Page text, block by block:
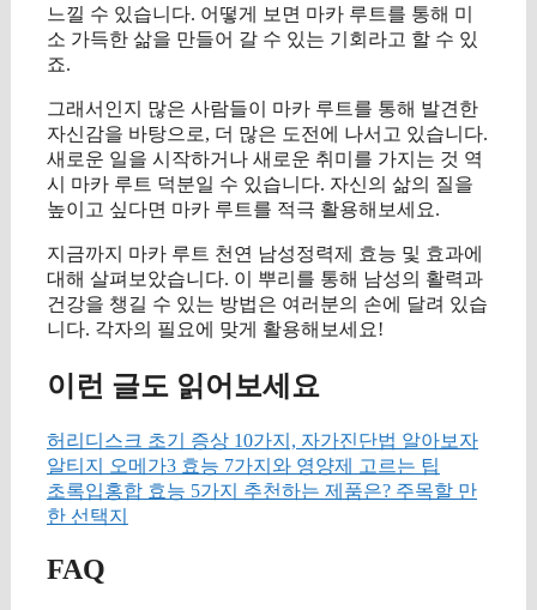
느낄 수 있습니다. 어떻게 보면 마카 루트를 통해 미
소 가득한 삶을 만들어 갈 수 있는 기회라고 할 수 있
죠.
그래서인지 많은 사람들이 마카 루트를 통해 발견한
자신감을 바탕으로, 더 많은 도전에 나서고 있습니다.
새로운 일을 시작하거나 새로운 취미를 가지는 것 역
시 마카 루트 덕분일 수 있습니다. 자신의 삶의 질을
높이고 싶다면 마카 루트를 적극 활용해보세요.
지금까지 마카 루트 천연 남성정력제 효능 및 효과에
대해 살펴보았습니다. 이 뿌리를 통해 남성의 활력과
건강을 챙길 수 있는 방법은 여러분의 손에 달려 있습
니다. 각자의 필요에 맞게 활용해보세요!
이런 글도 읽어보세요
허리디스크 초기 증상 10가지, 자가진단법 알아보자
알티지 오메가3 효능 7가지와 영양제 고르는 팁
초록입홍합 효능 5가지 추천하는 제품은? 주목할 만
한 선택지
FAQ